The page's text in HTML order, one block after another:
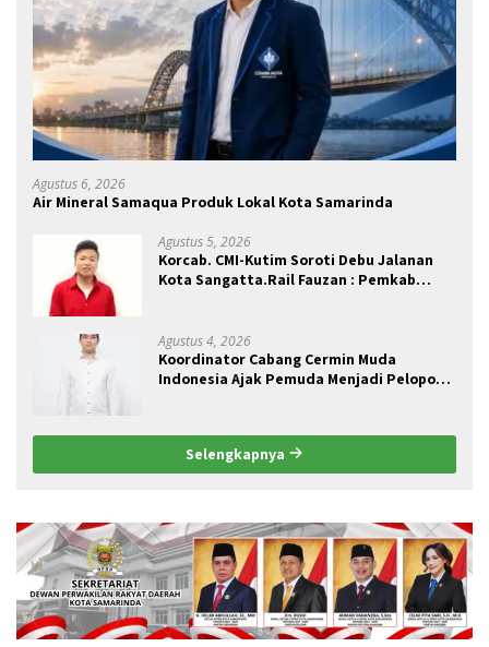
Agustus 6, 2026
Air Mineral Samaqua Produk Lokal Kota Samarinda
Agustus 5, 2026
Korcab. CMI-Kutim Soroti Debu Jalanan
Kota Sangatta.Rail Fauzan : Pemkab
Agustus 4, 2026
Koordinator Cabang Cermin Muda
Indonesia Ajak Pemuda Menjadi Pelopor
Selengkapnya